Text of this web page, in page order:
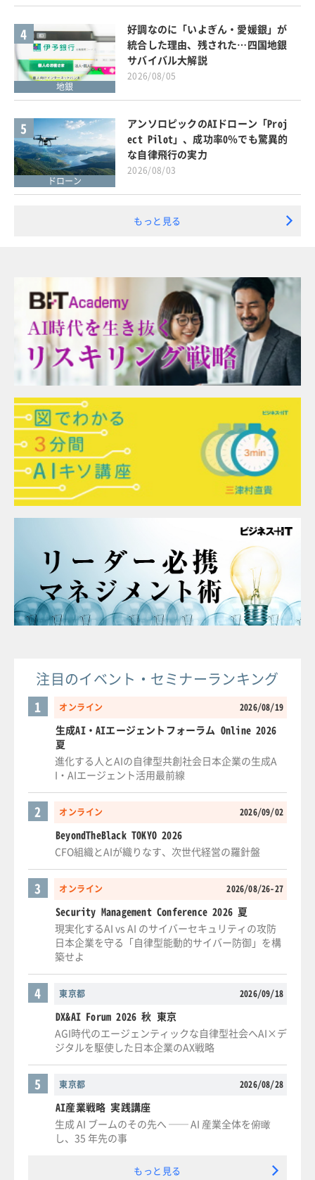
4
地銀
好調なのに「いよぎん・愛媛銀」が
統合した理由、残された…四国地銀
サバイバル大解説
2026/08/05
5
ドローン
アンソロピックのAIドローン「Proj
ect Pilot」、成功率0％でも驚異的
な自律飛行の実力
2026/08/03
もっと見る
注目のイベント・セミナーランキング
オンライン 2026/08/19
1
生成AI・AIエージェントフォーラム Online 2026
夏
進化する人とAIの自律型共創社会日本企業の生成A
I・AIエージェント活用最前線
オンライン 2026/09/02
2
BeyondTheBlack TOKYO 2026
CFO組織とAIが織りなす、次世代経営の羅針盤
オンライン 2026/08/26-27
3
Security Management Conference 2026 夏
現実化するAI vs AI のサイバーセキュリティの攻防
日本企業を守る「自律型能動的サイバー防御」を構
築せよ
東京都 2026/09/18
4
DX&AI Forum 2026 秋 東京
AGI時代のエージェンティックな自律型社会へAI×デ
ジタルを駆使した日本企業のAX戦略
東京都 2026/08/28
5
AI産業戦略 実践講座
生成 AI ブームのその先へ ── AI 産業全体を俯瞰
し、35 年先の事
もっと見る